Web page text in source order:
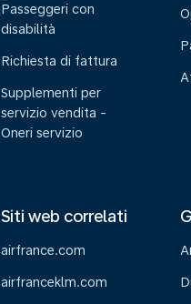
Passeggeri con
disabilità
Richiesta di fattura
Supplementi per
servizio vendita -
Oneri servizio
Siti web correlati
airfrance.com
airfranceklm.com